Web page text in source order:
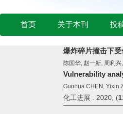
首页 关于本刊 投
爆炸碎片撞击下
陈国华, 赵一新, 周利
Vulnerability
Guohua CHEN, Yixin
化工进展 . 2020, (